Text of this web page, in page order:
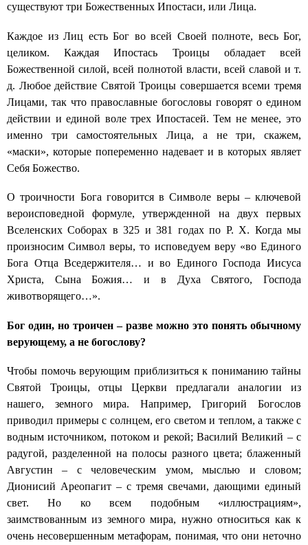
существуют три Божественных Ипостаси, или Лица.
Каждое из Лиц есть Бог во всей Своей полноте, весь Бог,
целиком. Каждая Ипостась Троицы обладает всей
Божественной силой, всей полнотой власти, всей славой и т.
д. Любое действие Святой Троицы совершается всеми тремя
Лицами, так что православные богословы говорят о едином
действии и единой воле трех Ипостасей. Тем не менее, это
именно три самостоятельных Лица, а не три, скажем,
«маски», которые попеременно надевает и в которых являет
Себя Божество.
О троичности Бога говорится в Символе веры – ключевой
вероисповедной формуле, утвержденной на двух первых
Вселенских Соборах в 325 и 381 годах по Р. Х. Когда мы
произносим Символ веры, то исповедуем веру «во Единого
Бога Отца Вседержителя… и во Единого Господа Иисуса
Христа, Сына Божия… и в Духа Святого, Господа
животворящего…».
Бог один, но троичен – разве можно это понять обычному
верующему, а не богослову?
Чтобы помочь верующим приблизиться к пониманию тайны
Святой Троицы, отцы Церкви предлагали аналогии из
нашего, земного мира. Например, Григорий Богослов
приводил примеры с солнцем, его светом и теплом, а также с
водным источником, потоком и рекой; Василий Великий – с
радугой, разделенной на полосы разного цвета; блаженный
Августин – с человеческим умом, мыслью и словом;
Дионисий Ареопагит – с тремя свечами, дающими единый
свет. Но ко всем подобным «иллюстрациям»,
заимствованным из земного мира, нужно относиться как к
очень несовершенным метафорам, понимая, что они неточно